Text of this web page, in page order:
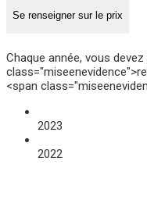
Se renseigner sur le prix
Chaque année, vous
<span
2023
2022